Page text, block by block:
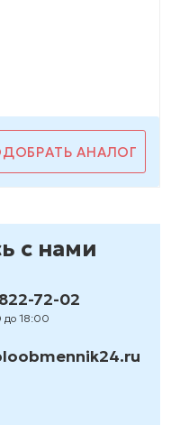
АНАЛОГ
с нами
72-02
до 18:00